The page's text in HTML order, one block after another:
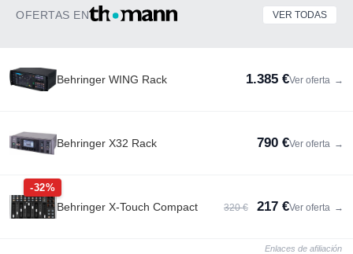
OFERTAS EN VER TODAS
Behringer WING Rack 1.385 €Ver oferta →
Behringer X32 Rack 790 €Ver oferta →
-32%
Behringer X-Touch Compact 320 € 217 €Ver oferta →
Enlaces de afiliación